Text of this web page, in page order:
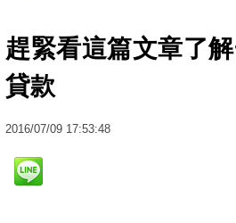
趕緊看這篇文章了
貸款
2016/07/09 17:53:48